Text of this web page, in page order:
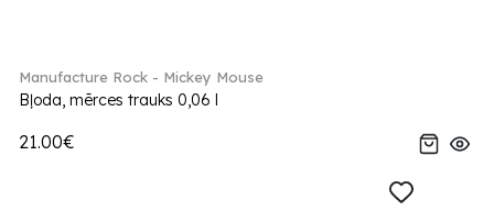
Manufacture Rock - Mickey Mouse
Bļoda, mērces trauks 0,06 l
21.00€